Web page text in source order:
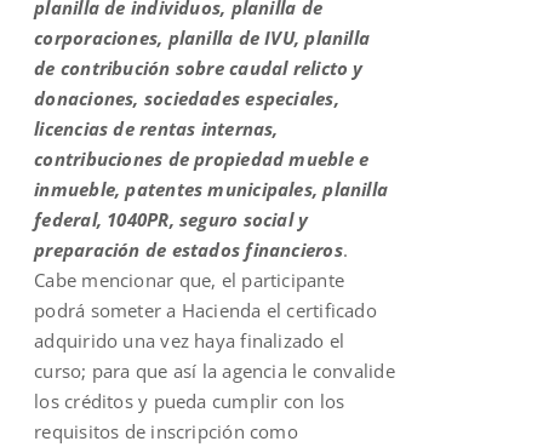
planilla de individuos, planilla de
corporaciones, planilla de IVU, planilla
de contribución sobre caudal relicto y
donaciones, sociedades especiales,
licencias de rentas internas,
contribuciones de propiedad mueble e
inmueble, patentes municipales, planilla
federal, 1040PR, seguro social y
preparación de estados financieros.
Cabe mencionar que, el participante
podrá someter a Hacienda el certificado
adquirido una vez haya finalizado el
curso; para que así la agencia le convalide
los créditos y pueda cumplir con los
requisitos de inscripción como